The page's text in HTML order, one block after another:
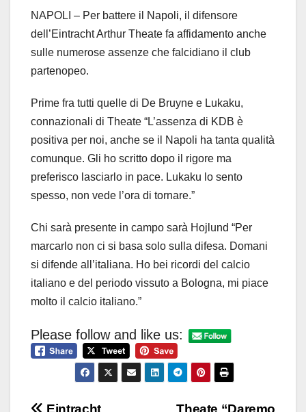
NAPOLI – Per battere il Napoli, il difensore
dell’Eintracht Arthur Theate fa affidamento anche
sulle numerose assenze che falcidiano il club
partenopeo.
Prime fra tutti quelle di De Bruyne e Lukaku,
connazionali di Theate “L’assenza di KDB è
positiva per noi, anche se il Napoli ha tanta qualità
comunque. Gli ho scritto dopo il rigore ma
preferisco lasciarlo in pace. Lukaku lo sento
spesso, non vede l’ora di tornare.”
Chi sarà presente in campo sarà Hojlund “Per
marcarlo non ci si basa solo sulla difesa. Domani
si difende all’italiana. Ho bei ricordi del calcio
italiano e del periodo vissuto a Bologna, mi piace
molto il calcio italiano.”
Please follow and like us: